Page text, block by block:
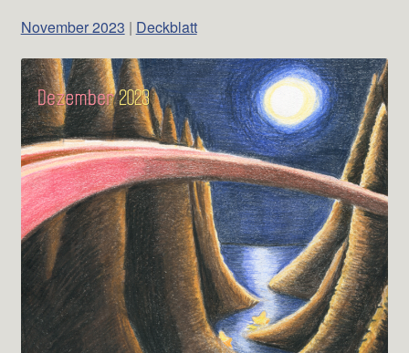
November 2023 | Deckblatt